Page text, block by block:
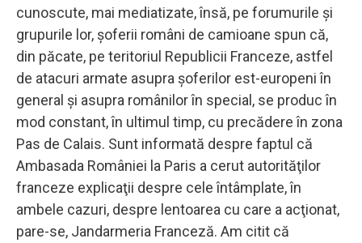
cunoscute, mai mediatizate, însă, pe forumurile şi
grupurile lor, şoferii români de camioane spun că,
din păcate, pe teritoriul Republicii Franceze, astfel
de atacuri armate asupra şoferilor est-europeni în
general şi asupra românilor în special, se produc în
mod constant, în ultimul timp, cu precădere în zona
Pas de Calais. Sunt informată despre faptul că
Ambasada României la Paris a cerut autorităţilor
franceze explicaţii despre cele întâmplate, în
ambele cazuri, despre lentoarea cu care a acţionat,
pare-se, Jandarmeria Franceză. Am citit că